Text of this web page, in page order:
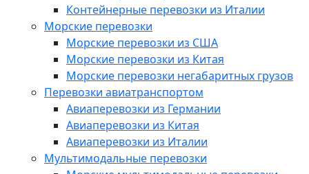
Контейнерные перевозки из Италии
Морские перевозки
Морские перевозки из США
Морские перевозки из Китая
Морские перевозки негабаритных грузов
Перевозки авиатранспортом
Авиаперевозки из Германии
Авиаперевозки из Китая
Авиаперевозки из Италии
Мультимодальные перевозки